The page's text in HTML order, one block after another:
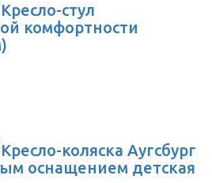
Кресло-стул
комфортности
Кресло-коляска Аугсбург
оснащением детская